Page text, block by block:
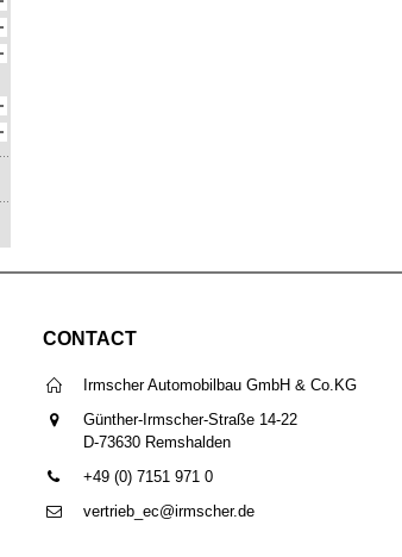
CONTACT
Irmscher Automobilbau GmbH & Co.KG
Günther-Irmscher-Straße 14-22
D-73630 Remshalden
+49 (0) 7151 971 0
vertrieb_ec@irmscher.de